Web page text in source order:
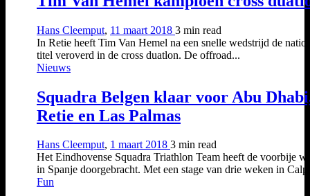
Hans Cleemput, 11 maart 2018 3 min read
In Retie heeft Tim Van Hemel na een snelle wedstrijd de
titel veroverd in de cross duatlon. De offroad...
Nieuws
Squadra Belgen klaar voor Abu
Retie en Las Palmas
Hans Cleemput, 1 maart 2018 3 min read
Het Eindhovense Squadra Triathlon Team heeft de voorbije
in Spanje doorgebracht. Met een stage van drie weken in
Fun